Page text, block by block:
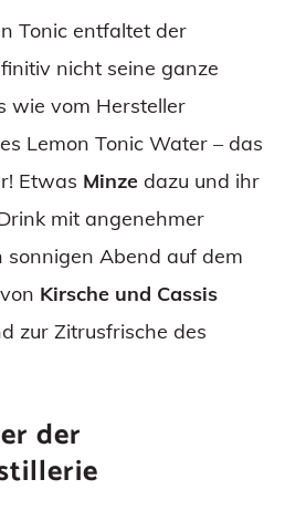
Tonic entfaltet der
nicht seine ganze
wie vom Hersteller
Lemon Tonic Water – das
Etwas Minze dazu und ihr
mit angenehmer
sonnigen Abend auf dem
Kirsche und Cassis
zur Zitrusfrische des
der